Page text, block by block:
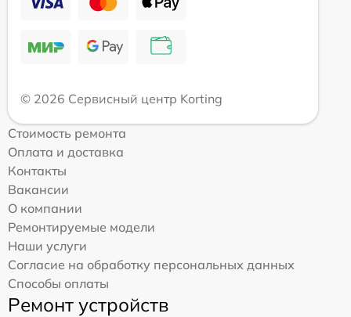
© 2026 Сервисный центр Korting
Стоимость ремонта
Оплата и доставка
Контакты
Вакансии
О компании
Ремонтируемые модели
Наши услуги
Согласие на обработку персональных данных
Способы оплаты
Ремонт устройств